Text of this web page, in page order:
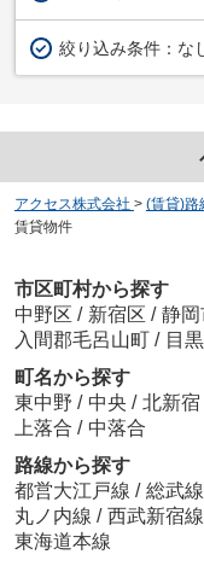
絞り込み条件： な
アクセス株式会社 > (賃貸)路
賃貸物件
市区町村から探す
中野区 / 新宿区 / 静岡
入間郡毛呂山町 / 目
町名から探す
東中野 / 中央 / 北新宿
上落合 / 中落合
路線から探す
都営大江戸線 / 総武線
丸ノ内線 / 西武新宿線
東海道本線